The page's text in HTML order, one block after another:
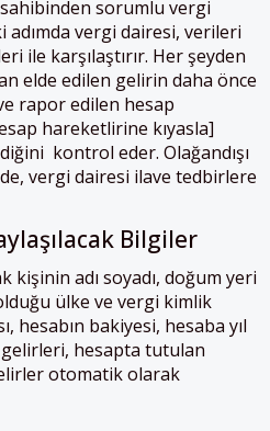
sorumlu vergi
vergi dairesi, verileri
ile karşılaştırır. Her şeyden
elde edilen gelirin daha önce
rapor edilen hesap
hareketlirine kıyasla]
kontrol eder. Olağandışı
vergi dairesi ilave tedbirlere
Bilgiler
kişinin adı soyadı, doğum yeri
ülke ve vergi kimlik
hesabın bakiyesi, hesaba yıl
hesapta tutulan
otomatik olarak